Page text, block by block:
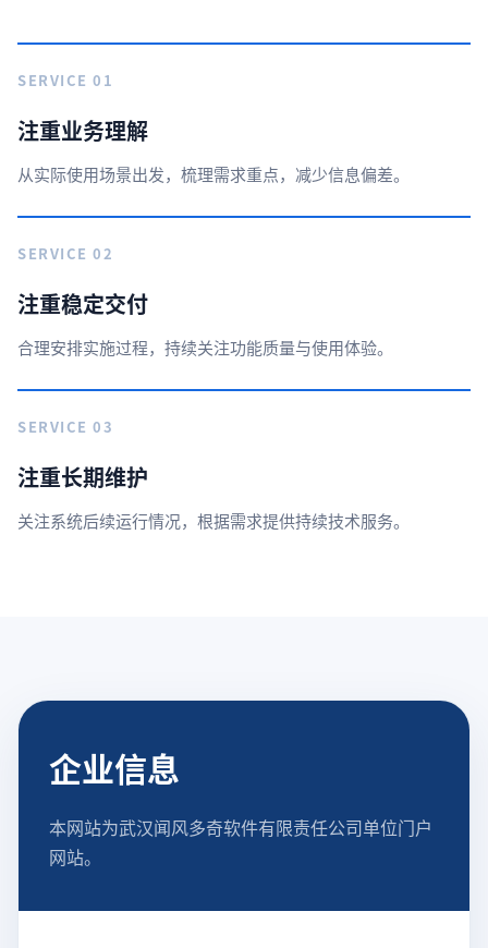
SERVICE 01
注重业务理解
从实际使用场景出发，梳理需求重点，减少信息偏差。
SERVICE 02
注重稳定交付
合理安排实施过程，持续关注功能质量与使用体验。
SERVICE 03
注重长期维护
关注系统后续运行情况，根据需求提供持续技术服务。
企业信息
本网站为武汉闻风多奇软件有限责任公司单位门户
网站。